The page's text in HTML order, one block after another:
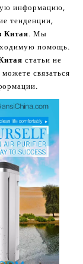
помощь.
статьи не
связаться
Советы Best China China Curry Peorifier Руководство по покупке при покупке лучших очистителей воздуха Китая